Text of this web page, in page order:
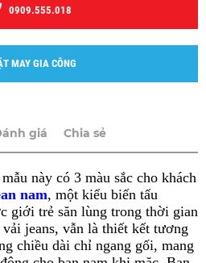
0909.555.018
MAY GIA CÔNG
giá Chia sẻ
này có 3 màu sắc cho khách
nam, một kiểu biến tấu
giới trẻ săn lùng trong thời gian
jeans, vẫn là thiết kết tương
chiều dài chỉ ngang gối, mang